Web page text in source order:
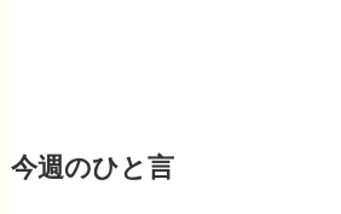
今週のひと言